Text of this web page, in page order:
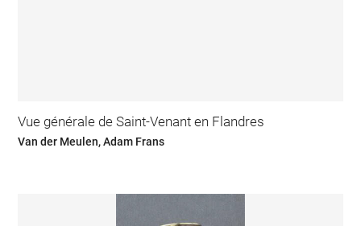
Vue générale de Saint-Venant en Flandres
Van der Meulen, Adam Frans